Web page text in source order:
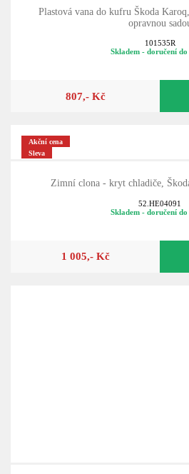
Plastová vana do kufru Škoda
opravnou
101535R
Skladem - doručení
807,- Kč
Akční cena
Sleva
Zimní clona - kryt chladiče,
52.HE04091
Skladem - doručení
1 005,- Kč